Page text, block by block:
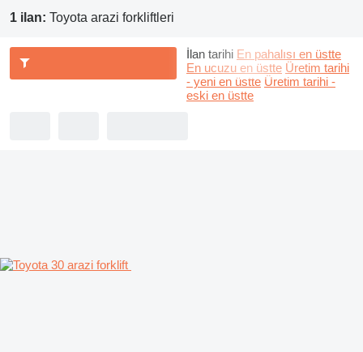
1 ilan: Toyota arazi forkliftleri
İlan tarihi En pahalısı en üstte
En ucuzu en üstte Üretim tarihi
- yeni en üstte Üretim tarihi -
eski en üstte